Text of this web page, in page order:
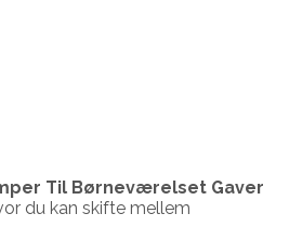
Til Børneværelset Gaver
du kan skifte mellem